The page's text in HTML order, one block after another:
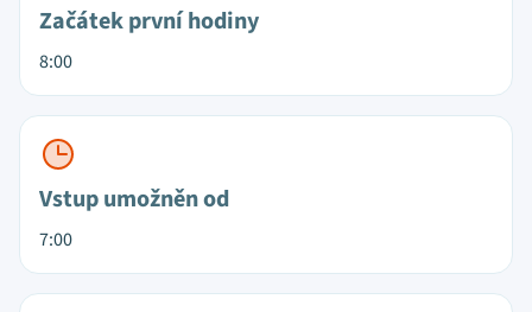
Začátek první hodiny
8:00
Vstup umožněn od
7:00